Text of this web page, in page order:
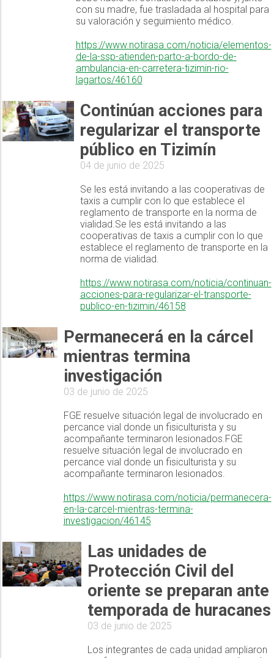
con su madre, fue trasladada al hospital para
su valoración y seguimiento médico.
https://www.notirasa.com/noticia/elementos-
de-la-ssp-atienden-parto-a-bordo-de-
ambulancia-en-carretera-tizimin-rio-
lagartos/46160
Continúan acciones para
regularizar el transporte
público en Tizimín
04 de junio de 2025
Se les está invitando a las cooperativas de
taxis a cumplir con lo que establece el
reglamento de transporte en la norma de
vialidad.Se les está invitando a las
cooperativas de taxis a cumplir con lo que
establece el reglamento de transporte en la
norma de vialidad.
https://www.notirasa.com/noticia/continuan-
acciones-para-regularizar-el-transporte-
publico-en-tizimin/46158
Permanecerá en la cárcel
mientras termina
investigación
03 de junio de 2025
FGE resuelve situación legal de involucrado en
percance vial donde un fisiculturista y su
acompañante terminaron lesionados.FGE
resuelve situación legal de involucrado en
percance vial donde un fisiculturista y su
acompañante terminaron lesionados.
https://www.notirasa.com/noticia/permanecera-
en-la-carcel-mientras-termina-
investigacion/46145
Las unidades de
Protección Civil del
oriente se preparan ante
temporada de huracanes
03 de junio de 2025
Los integrantes de cada unidad ampliaron